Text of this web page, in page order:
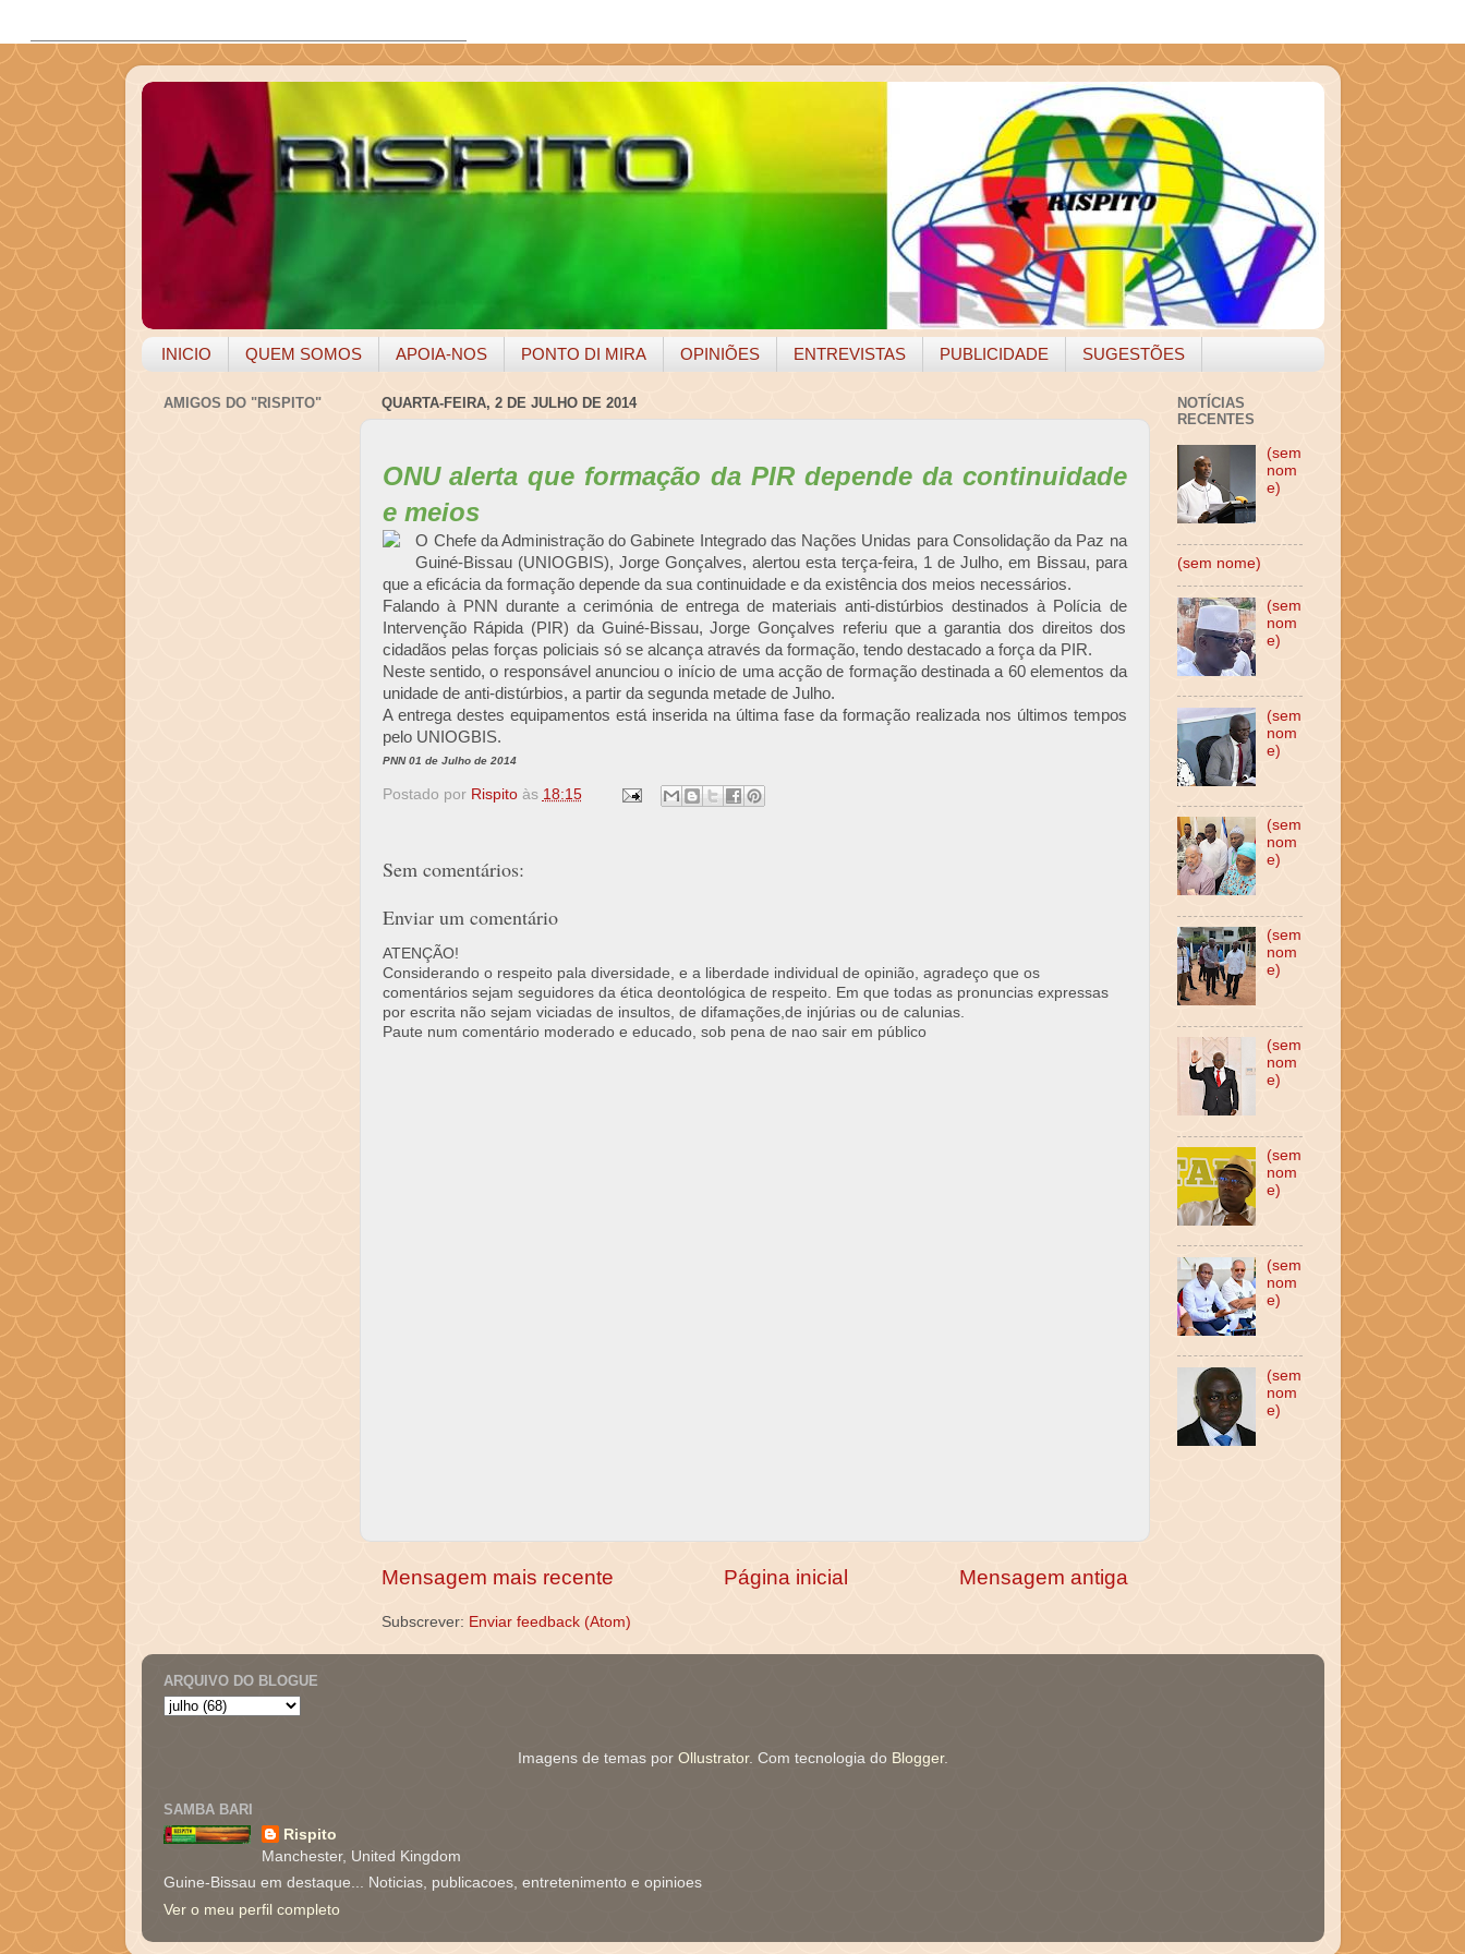
INICIO QUEM SOMOS APOIA-NOS PONTO DI MIRA OPINIÕES ENTREVISTAS PUBLICIDADE SUGESTÕES
QUARTA-FEIRA, 2 DE JULHO DE 2014
ONU alerta que formação da PIR depende da continuidade
e meios
O Chefe da Administração do Gabinete Integrado das Nações Unidas para Consolidação da Paz na
Guiné-Bissau (UNIOGBIS), Jorge Gonçalves, alertou esta terça-feira, 1 de Julho, em Bissau, para
que a eficácia da formação depende da sua continuidade e da existência dos meios necessários.
Falando à PNN durante a cerimónia de entrega de materiais anti-distúrbios destinados à Polícia de
Intervenção Rápida (PIR) da Guiné-Bissau, Jorge Gonçalves referiu que a garantia dos direitos dos
cidadãos pelas forças policiais só se alcança através da formação, tendo destacado a força da PIR.
Neste sentido, o responsável anunciou o início de uma acção de formação destinada a 60 elementos da
unidade de anti-distúrbios, a partir da segunda metade de Julho.
A entrega destes equipamentos está inserida na última fase da formação realizada nos últimos tempos
pelo UNIOGBIS.
PNN 01 de Julho de 2014
Postado por Rispito às 18:15
Sem comentários:
Enviar um comentário
ATENÇÃO!
Considerando o respeito pala diversidade, e a liberdade individual de opinião, agradeço que os
comentários sejam seguidores da ética deontológica de respeito. Em que todas as pronuncias expressas
por escrita não sejam viciadas de insultos, de difamações,de injúrias ou de calunias.
Paute num comentário moderado e educado, sob pena de nao sair em público
Mensagem mais recente Mensagem antiga
Página inicial
Subscrever: Enviar feedback (Atom)
AMIGOS DO "RISPITO"
NOTÍCIAS
RECENTES
(sem
nom
e)
(sem nome)
(sem
nom
e)
(sem
nom
e)
(sem
nom
e)
(sem
nom
e)
(sem
nom
e)
(sem
nom
e)
(sem
nom
e)
(sem
nom
e)
ARQUIVO DO BLOGUE
Imagens de temas por Ollustrator. Com tecnologia do Blogger.
SAMBA BARI
Rispito
Manchester, United Kingdom
Guine-Bissau em destaque... Noticias, publicacoes, entretenimento e opinioes
Ver o meu perfil completo